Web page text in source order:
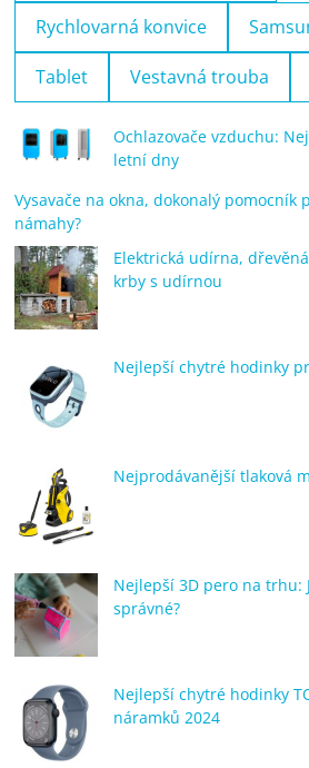
Rychlovarná konvice
Tablet Vestavná trouba
Ochlazovače vzduchu:
letní dny
Vysavače na okna, dokonalý pomocník
námahy?
Elektrická udírna,
krby s udírnou
Nejlepší chytré hodinky
Nejprodávanější tlaková
Nejlepší 3D pero na trhu:
správné?
Nejlepší chytré hodinky
náramků 2024